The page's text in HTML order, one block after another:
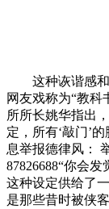
这种诙谐感和
网友戏称为“教科
所所长姚华指出
定，所有‘敲门’
息举报德律风：
87826688“你会
这种设定供给了
是那些昔时被侠